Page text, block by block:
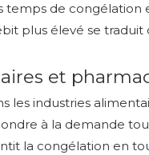
de
plus élevé se
et
les industries
à la demande
la congélation en